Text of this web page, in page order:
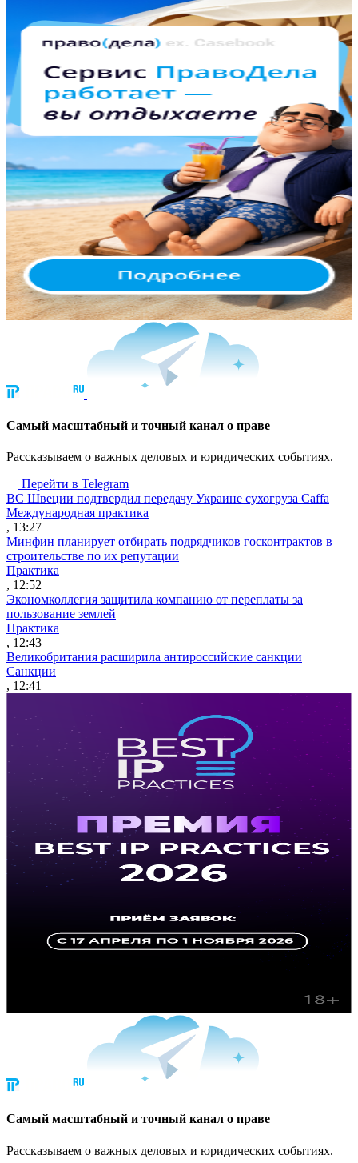
Cамый масштабный и точный канал о праве
Рассказываем о важных деловых и юридических событиях.
Перейти в Telegram
ВС Швеции подтвердил передачу Украине сухогруза Caffa
Международная практика
, 13:27
Минфин планирует отбирать подрядчиков госконтрактов в
строительстве по их репутации
Практика
, 12:52
Экономколлегия защитила компанию от переплаты за
пользование землей
Практика
, 12:43
Великобритания расширила антироссийские санкции
Санкции
, 12:41
Cамый масштабный и точный канал о праве
Рассказываем о важных деловых и юридических событиях.